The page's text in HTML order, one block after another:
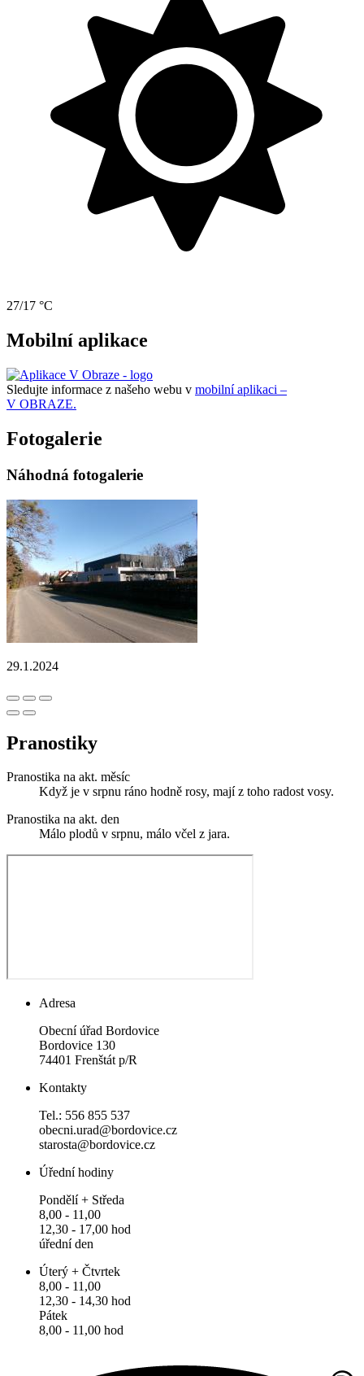
27/17 °C
Mobilní aplikace
Sledujte informace z našeho webu v mobilní aplikaci –
V OBRAZE.
Fotogalerie
Náhodná fotogalerie
29.1.2024
Pranostiky
Pranostika na akt. měsíc
Když je v srpnu ráno hodně rosy, mají z toho radost vosy.
Pranostika na akt. den
Málo plodů v srpnu, málo včel z jara.
Adresa
Obecní úřad Bordovice
Bordovice 130
74401 Frenštát p/R
Kontakty
Tel.: 556 855 537
obecni.urad@bordovice.cz
starosta@bordovice.cz
Úřední hodiny
Pondělí + Středa
8,00 - 11,00
12,30 - 17,00 hod
úřední den
Úterý + Čtvrtek
8,00 - 11,00
12,30 - 14,30 hod
Pátek
8,00 - 11,00 hod